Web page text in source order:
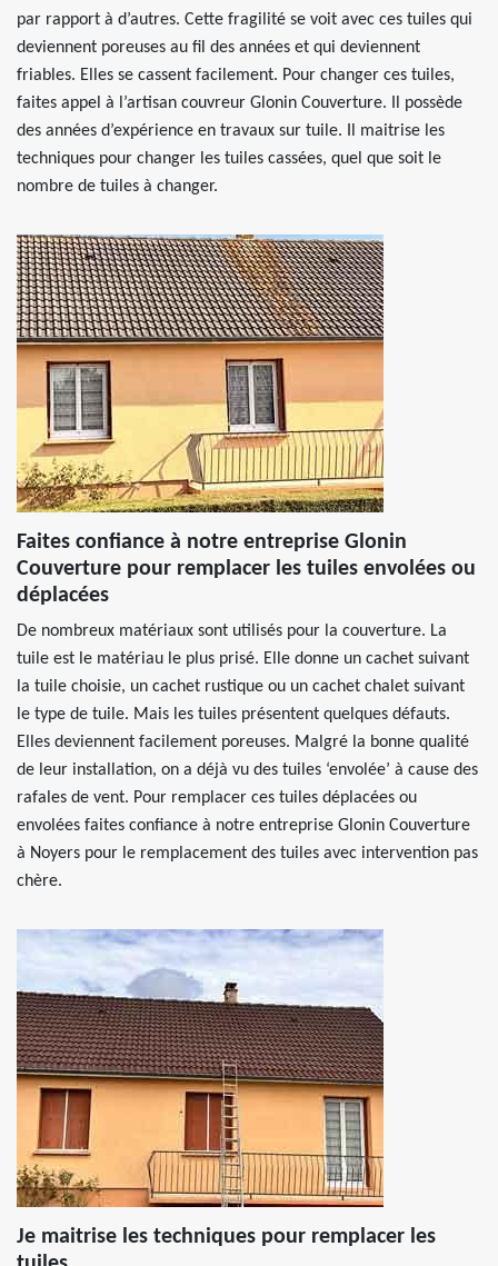
par rapport à d’autres. Cette fragilité se voit avec ces tuiles qui
deviennent poreuses au fil des années et qui deviennent
friables. Elles se cassent facilement. Pour changer ces tuiles,
faites appel à l’artisan couvreur Glonin Couverture. Il possède
des années d’expérience en travaux sur tuile. Il maitrise les
techniques pour changer les tuiles cassées, quel que soit le
nombre de tuiles à changer.
Faites confiance à notre entreprise Glonin
Couverture pour remplacer les tuiles envolées ou
déplacées
De nombreux matériaux sont utilisés pour la couverture. La
tuile est le matériau le plus prisé. Elle donne un cachet suivant
la tuile choisie, un cachet rustique ou un cachet chalet suivant
le type de tuile. Mais les tuiles présentent quelques défauts.
Elles deviennent facilement poreuses. Malgré la bonne qualité
de leur installation, on a déjà vu des tuiles ‘envolée’ à cause des
rafales de vent. Pour remplacer ces tuiles déplacées ou
envolées faites confiance à notre entreprise Glonin Couverture
à Noyers pour le remplacement des tuiles avec intervention pas
chère.
Je maitrise les techniques pour remplacer les